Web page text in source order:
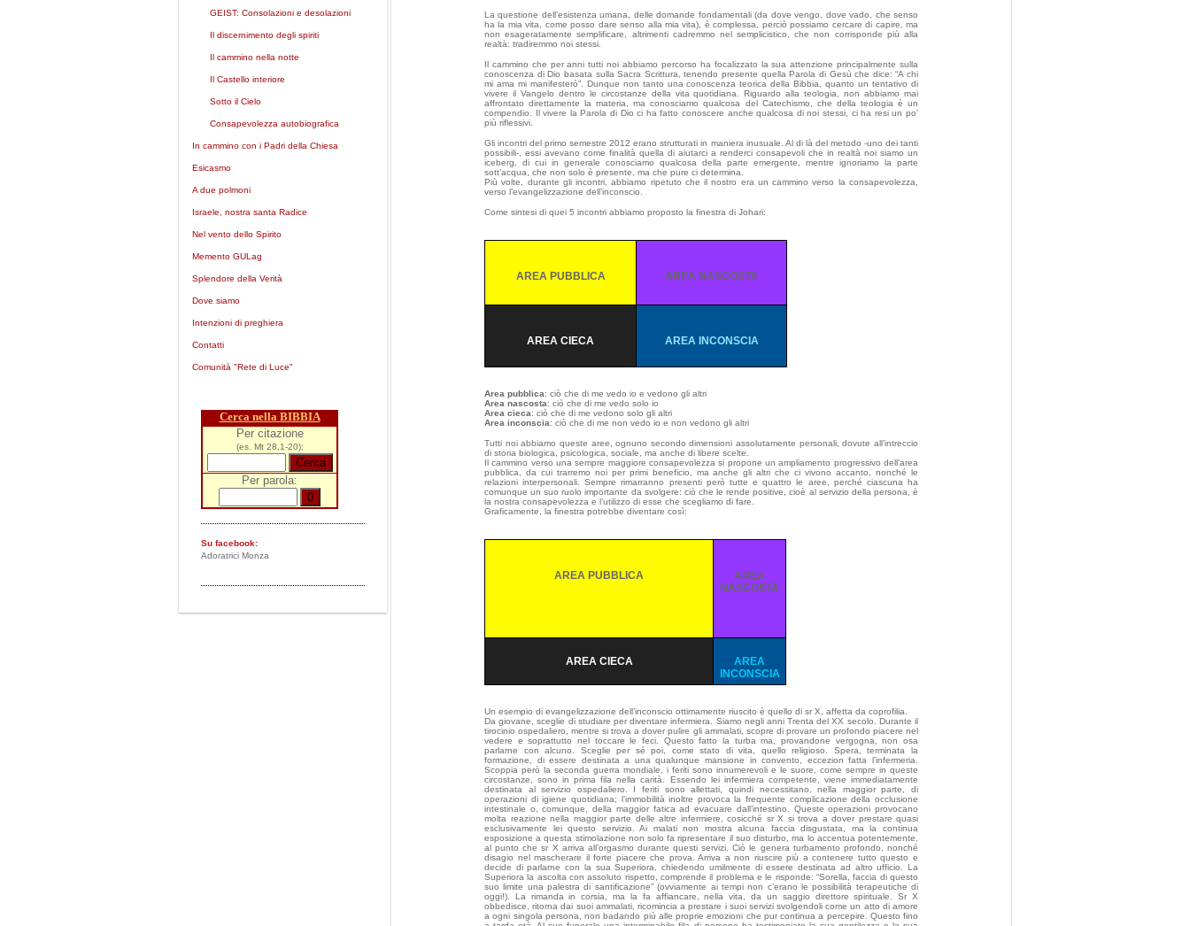
GEIST: Consolazioni e desolazioni
Il discernimento degli spiriti
Il cammino nella notte
Il Castello interiore
Sotto il Cielo
Consapevolezza autobiografica
In cammino con i Padri della Chiesa
Esicasmo
A due polmoni
Israele, nostra santa Radice
Nel vento dello Spirito
Memento GULag
Splendore della Verità
Dove siamo
Intenzioni di preghiera
Contatti
Comunità "Rete di Luce"
Cerca nella BIBBIA
Per citazione
(es. Mt 28,1-20):
Per parola:
Su facebook:
Adoratrici Monza
La questione dell’esistenza umana, delle domande fondamentali (da dove vengo, dove vado, che senso
ha la mia vita, come posso dare senso alla mia vita), è complessa, perciò possiamo cercare di capire, ma
non esageratamente semplificare, altrimenti cadremmo nel semplicistico, che non corrisponde più alla
realtà: tradiremmo noi stessi.
Il cammino che per anni tutti noi abbiamo percorso ha focalizzato la sua attenzione principalmente sulla
conoscenza di Dio basata sulla Sacra Scrittura, tenendo presente quella Parola di Gesù che dice: “A chi
mi ama mi manifesterò”. Dunque non tanto una conoscenza teorica della Bibbia, quanto un tentativo di
vivere il Vangelo dentro le circostanze della vita quotidiana. Riguardo alla teologia, non abbiamo mai
affrontato direttamente la materia, ma conosciamo qualcosa del Catechismo, che della teologia è un
compendio. Il vivere la Parola di Dio ci ha fatto conoscere anche qualcosa di noi stessi, ci ha resi un po’
più riflessivi.
Gli incontri del primo semestre 2012 erano strutturati in maniera inusuale. Al di là del metodo -uno dei tanti
possibili-, essi avevano come finalità quella di aiutarci a renderci consapevoli che in realtà noi siamo un
iceberg, di cui in generale conosciamo qualcosa della parte emergente, mentre ignoriamo la parte
sott’acqua, che non solo è presente, ma che pure ci determina.
Più volte, durante gli incontri, abbiamo ripetuto che il nostro era un cammino verso la consapevolezza,
verso l’evangelizzazione dell’inconscio.
Come sintesi di quei 5 incontri abbiamo proposto la finestra di Johari:
AREA PUBBLICA AREA NASCOSTA
AREA CIECA AREA INCONSCIA
Area pubblica: ciò che di me vedo io e vedono gli altri
Area nascosta: ciò che di me vedo solo io
Area cieca: ciò che di me vedono solo gli altri
Area inconscia: ciò che di me non vedo io e non vedono gli altri
Tutti noi abbiamo queste aree, ognuno secondo dimensioni assolutamente personali, dovute all’intreccio
di storia biologica, psicologica, sociale, ma anche di libere scelte.
Il cammino verso una sempre maggiore consapevolezza si propone un ampliamento progressivo dell’area
pubblica, da cui trarremo noi per primi beneficio, ma anche gli altri che ci vivono accanto, nonché le
relazioni interpersonali. Sempre rimarranno presenti però tutte e quattro le aree, perché ciascuna ha
comunque un suo ruolo importante da svolgere: ciò che le rende positive, cioè al servizio della persona, è
la nostra consapevolezza e l’utilizzo di esse che scegliamo di fare.
Graficamente, la finestra potrebbe diventare così:
AREA PUBBLICA
AREA
NASCOSTA
AREA CIECA
AREA
INCONSCIA
Un esempio di evangelizzazione dell’inconscio ottimamente riuscito è quello di sr X, affetta da coprofilia.
Da giovane, sceglie di studiare per diventare infermiera. Siamo negli anni Trenta del XX secolo. Durante il
tirocinio ospedaliero, mentre si trova a dover pulire gli ammalati, scopre di provare un profondo piacere nel
vedere e soprattutto nel toccare le feci. Questo fatto la turba ma, provandone vergogna, non osa
parlarne con alcuno. Sceglie per sé poi, come stato di vita, quello religioso. Spera, terminata la
formazione, di essere destinata a una qualunque mansione in convento, eccezion fatta l’infermeria.
Scoppia però la seconda guerra mondiale, i feriti sono innumerevoli e le suore, come sempre in queste
circostanze, sono in prima fila nella carità. Essendo lei infermiera competente, viene immediatamente
destinata al servizio ospedaliero. I feriti sono allettati, quindi necessitano, nella maggior parte, di
operazioni di igiene quotidiana; l’immobilità inoltre provoca la frequente complicazione della occlusione
intestinale o, comunque, della maggior fatica ad evacuare dall’intestino. Queste operazioni provocano
molta reazione nella maggior parte delle altre infermiere, cosicché sr X si trova a dover prestare quasi
esclusivamente lei questo servizio. Ai malati non mostra alcuna faccia disgustata, ma la continua
esposizione a questa stimolazione non solo fa ripresentare il suo disturbo, ma lo accentua potentemente,
al punto che sr X arriva all’orgasmo durante questi servizi. Ciò le genera turbamento profondo, nonché
disagio nel mascherare il forte piacere che prova. Arriva a non riuscire più a contenere tutto questo e
decide di parlarne con la sua Superiora, chiedendo umilmente di essere destinata ad altro ufficio. La
Superiora la ascolta con assoluto rispetto, comprende il problema e le risponde: “Sorella, faccia di questo
suo limite una palestra di santificazione” (ovviamente ai tempi non c’erano le possibilità terapeutiche di
oggi!). La rimanda in corsia, ma la fa affiancare, nella vita, da un saggio direttore spirituale. Sr X
obbedisce, ritorna dai suoi ammalati, ricomincia a prestare i suoi servizi svolgendoli come un atto di amore
a ogni singola persona, non badando più alle proprie emozioni che pur continua a percepire. Questo fino